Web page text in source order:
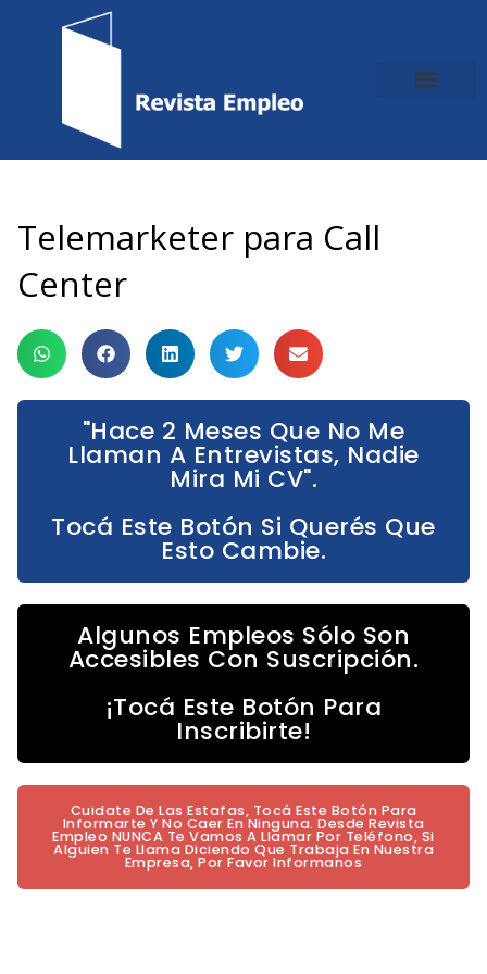
Telemarketer para Call
Center
"Hace 2 Meses Que No Me
Llaman A Entrevistas, Nadie
Mira Mi CV".
Tocá Este Botón Si Querés Que
Esto Cambie.
Algunos Empleos Sólo Son
Accesibles Con Suscripción.
¡Tocá Este Botón Para
Inscribirte!
Cuidate De Las Estafas, Tocá Este Botón Para
Informarte Y No Caer En Ninguna. Desde Revista
Empleo NUNCA Te Vamos A Llamar Por Teléfono, Si
Alguien Te Llama Diciendo Que Trabaja En Nuestra
Empresa, Por Favor Informanos